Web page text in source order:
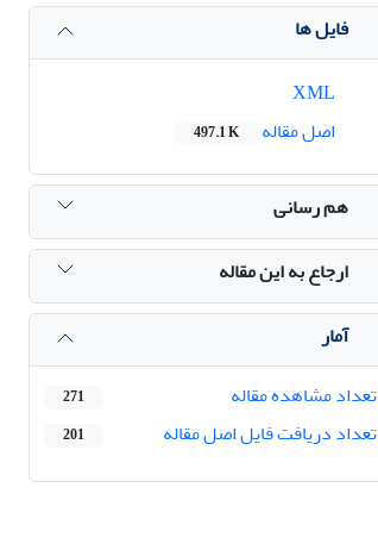
فایل ها
اصل مقاله
497.1 K
هم رسانی
ارجاع به این مقاله
آمار
تعداد مشاهده مقاله
271
تعداد دریافت فایل اصل مقاله 201